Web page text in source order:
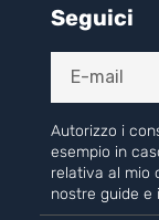
Seguici
Autorizzo i
esempio in
relativa al mio
nostre guide e